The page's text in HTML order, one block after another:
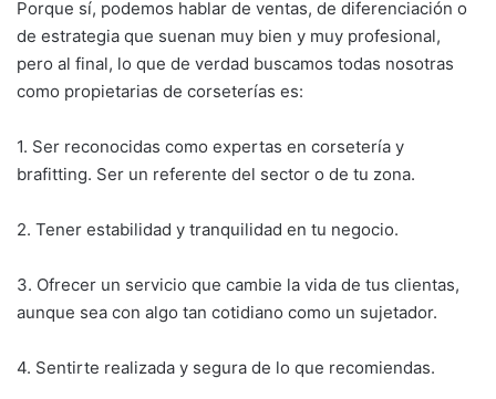
Porque sí, podemos hablar de ventas, de diferenciación o
de estrategia que suenan muy bien y muy profesional,
pero al final, lo que de verdad buscamos todas nosotras
como propietarias de corseterías es:
1. Ser reconocidas como expertas en corsetería y
brafitting. Ser un referente del sector o de tu zona.
2. Tener estabilidad y tranquilidad en tu negocio.
3. Ofrecer un servicio que cambie la vida de tus clientas,
aunque sea con algo tan cotidiano como un sujetador.
4. Sentirte realizada y segura de lo que recomiendas.